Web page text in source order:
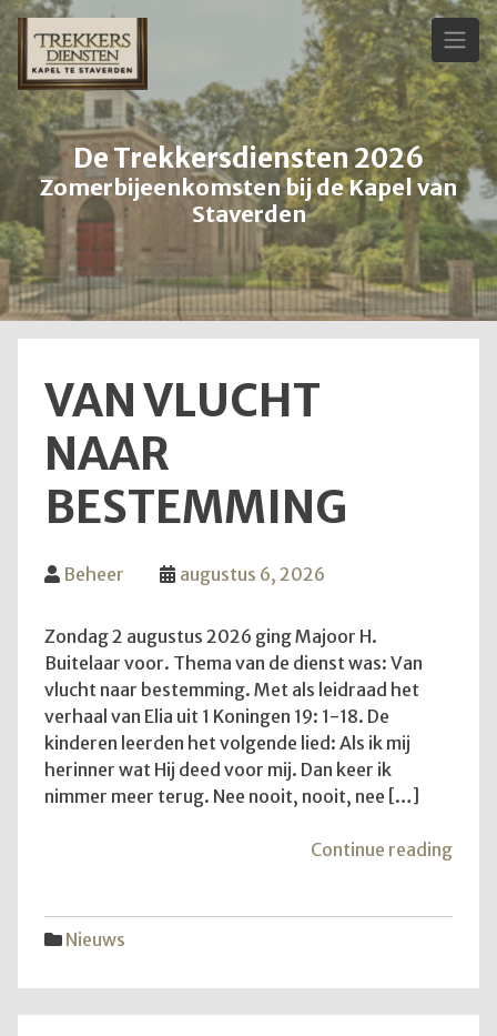
Skip
to
content
De Trekkersdiensten 2026
Zomerbijeenkomsten bij de Kapel van
Staverden
VAN VLUCHT
NAAR
BESTEMMING
Beheer augustus 6, 2026
Zondag 2 augustus 2026 ging Majoor H.
Buitelaar voor. Thema van de dienst was: Van
vlucht naar bestemming. Met als leidraad het
verhaal van Elia uit 1 Koningen 19: 1-18. De
kinderen leerden het volgende lied: Als ik mij
herinner wat Hij deed voor mij. Dan keer ik
nimmer meer terug. Nee nooit, nooit, nee […]
Continue reading"Van
Nieuws